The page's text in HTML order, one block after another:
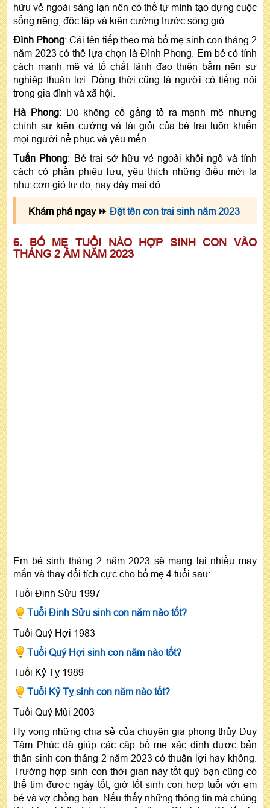
hữu vẻ ngoài sáng lạn nên có thể tự mình tạo dựng cuộc
sống riêng, độc lập và kiên cường trước sóng gió.
Đình Phong: Cái tên tiếp theo mà bố mẹ sinh con tháng 2
năm 2023 có thể lựa chọn là Đình Phong. Em bé có tính
cách mạnh mẽ và tố chất lãnh đạo thiên bẩm nên sự
nghiệp thuận lợi. Đồng thời cũng là người có tiếng nói
trong gia đình và xã hội.
Hà Phong: Dù không cố gắng tỏ ra mạnh mẽ nhưng
chính sự kiên cường và tài giỏi của bé trai luôn khiến
mọi người nể phục và yêu mến.
Tuấn Phong: Bé trai sở hữu vẻ ngoài khôi ngô và tính
cách có phần phiêu lưu, yêu thích những điều mới lạ
như cơn gió tự do, nay đây mai đó.
Khám phá ngay ⏩ Đặt tên con trai sinh năm 2023
6. BỐ MẸ TUỔI NÀO HỢP SINH CON VÀO
THÁNG 2 ÂM NĂM 2023
Em bé sinh tháng 2 năm 2023 sẽ mang lại nhiều may
mắn và thay đổi tích cực cho bố mẹ 4 tuổi sau:
Tuổi Đinh Sửu 1997
Tuổi Đinh Sửu sinh con năm nào tốt?
Tuổi Quý Hợi 1983
Tuổi Quý Hợi sinh con năm nào tốt?
Tuổi Kỷ Tỵ 1989
Tuổi Kỷ Tỵ sinh con năm nào tốt?
Tuổi Quý Mùi 2003
Hy vọng những chia sẻ của chuyên gia phong thủy Duy
Tâm Phúc đã giúp các cặp bố mẹ xác định được bản
thân sinh con tháng 2 năm 2023 có thuận lợi hay không.
Trường hợp sinh con thời gian này tốt quý bạn cũng có
thể tìm được ngày tốt, giờ tốt sinh con hợp tuổi với em
bé và vợ chồng bạn. Nếu thấy những thông tin mà chúng